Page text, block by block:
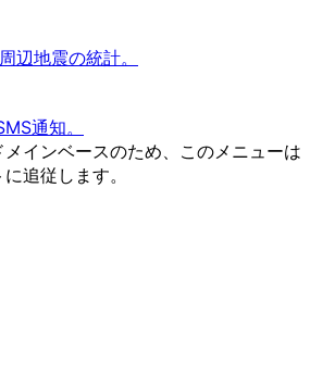
辺地震の統計。
通知。
インベースのため、このメニューは
追従します。